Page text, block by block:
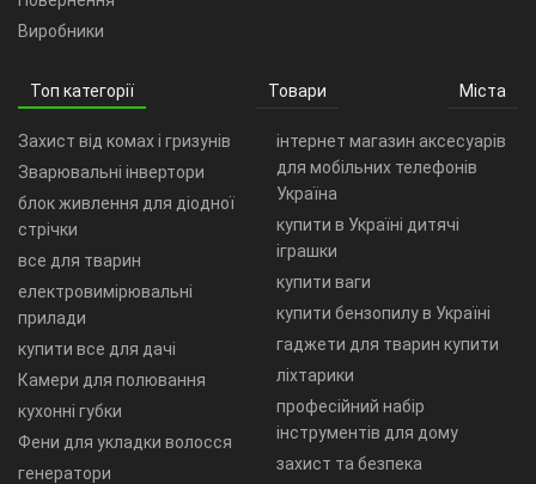
Виробники
Топ категорії Товари Міста
Захист від комах і гризунів
Зварювальні інвертори
блок живлення для діодної
стрічки
все для тварин
електровимірювальні
прилади
купити все для дачі
Камери для полювання
кухонні губки
Фени для укладки волосся
генератори
інтернет магазин аксесуарів
для мобільних телефонів
Україна
купити в Україні дитячі
іграшки
купити ваги
купити бензопилу в Україні
гаджети для тварин купити
ліхтарики
професійний набір
інструментів для дому
захист та безпека